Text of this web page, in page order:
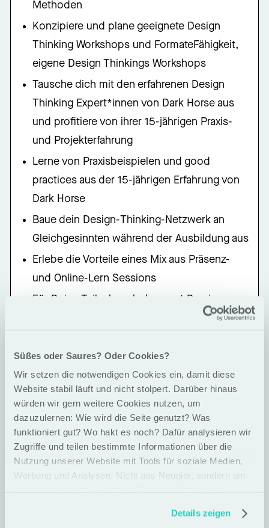
Süßes oder Saures? Oder Cookies?
Wir setzen die notwendigen Cookies ein, damit diese
Website stabil läuft und nicht stolpert. Darüber hinaus
würden wir gern weitere Cookies nutzen, um
dazuzulernen: Wie wird die Seite genutzt? Was
funktioniert gut? Wo hakt es noch? Dafür analysieren wir
Zugriffe und teilen bestimmte Informationen über die
Nutzung unserer Website mit Tools für soziale Medien,
Werbung und Analysen. Nicht aus Neugier, sondern um
Details zeigen
Methoden
Konzipiere und plane geeignete Design
Thinking Workshops und FormateFähigkeit,
eigene Design Thinkings Workshops
Tausche dich mit den erfahrenen Design
Thinking Expert*innen von Dark Horse aus
und profitiere von ihrer 15-jährigen Praxis-
und Projekterfahrung
Lerne von Praxisbeispielen und good
practices aus der 15-jährigen Erfahrung von
Dark Horse
Baue dein Design-Thinking-Netzwerk an
Gleichgesinnten während der Ausbildung aus
Erlebe die Vorteile eines Mix aus Präsenz-
und Online-Lern Sessions
Für Deine Teilnahme bekommst Du ein
Zertifikat über die erfolgreiche Teilnahme an
Thinking Coach von Dark Horse
Mehrfach ausgezeichnet als „Beste Berater“ &
„Innovativste Unternehmen“